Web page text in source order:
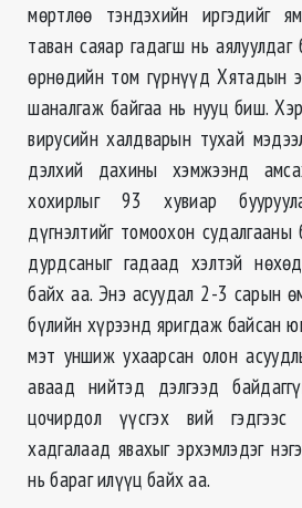
мөртлөө тэндэхийн иргэдийг
таван саяар гадагш нь аялуулдаг
өрнөдийн том гүрнүүд Хятадын
шаналгаж байгаа нь нууц биш.
вирусийн халдварын тухай
дэлхий дахины хэмжээнд
хохирлыг 93 хувиар
дүгнэлтийг томоохон судалгааны
дурдсаныг гадаад хэлтэй
байх аа. Энэ асуудал 2-3 сарын
бүлийн хүрээнд яригдаж байсан
мэт уншиж ухаарсан олон
аваад нийтэд дэлгээд
цочирдол үүсгэх вий гэдгээс
хадгалаад явахыг эрхэмлэдэг
нь бараг илүүц байх аа.